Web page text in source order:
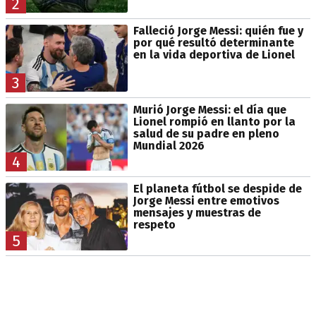
3
Falleció Jorge Messi: quién fue y
por qué resultó determinante
en la vida deportiva de Lionel
4
Murió Jorge Messi: el día que
Lionel rompió en llanto por la
salud de su padre en pleno
Mundial 2026
5
El planeta fútbol se despide de
Jorge Messi entre emotivos
mensajes y muestras de
respeto